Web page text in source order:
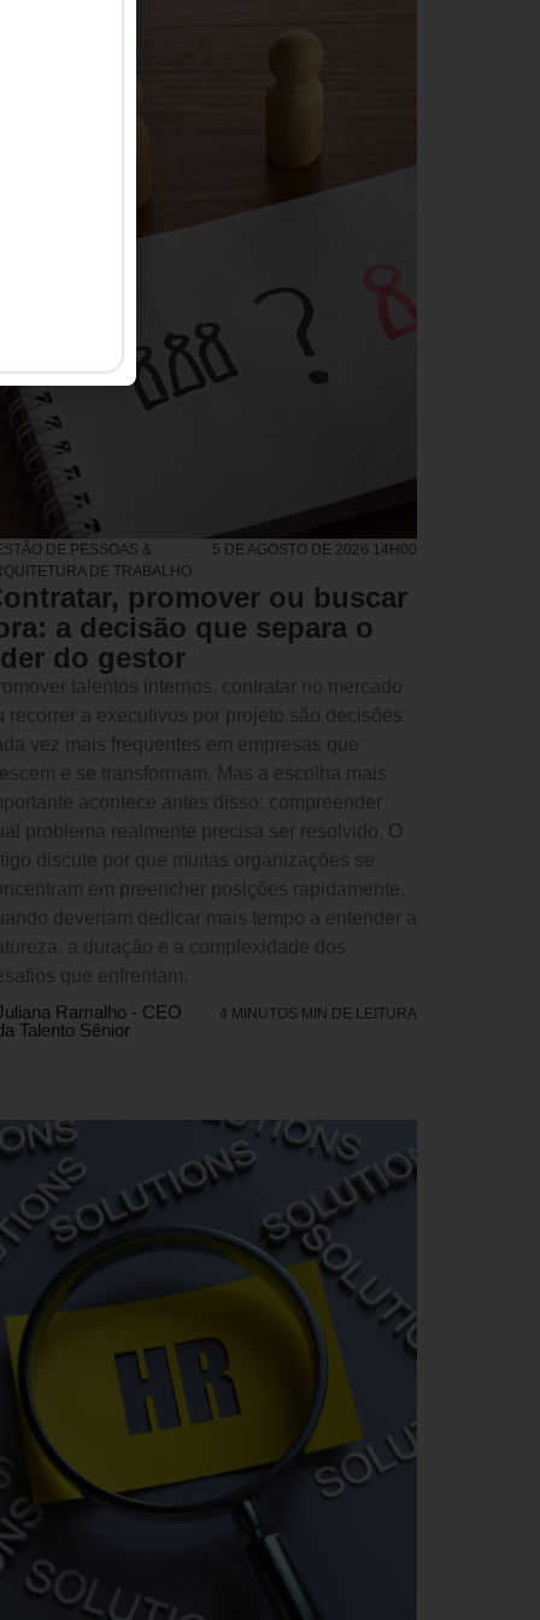
DE PESSOAS &
DE TRABALHO
5 DE AGOSTO DE 2026 14H00
promover ou buscar
a decisão que separa o
do gestor
talentos internos, contratar no mercado
recorrer a executivos por projeto são decisões
vez mais frequentes em empresas que
e se transformam. Mas a escolha mais
acontece antes disso: compreender
problema realmente precisa ser resolvido. O
discute por que muitas organizações se
em preencher posições rapidamente,
deveriam dedicar mais tempo a entender a
a duração e a complexidade dos
que enfrentam.
Ramalho - CEO
Talento Sênior
4 MINUTOS MIN DE LEITURA